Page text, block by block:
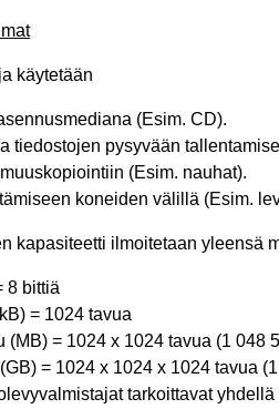
käytetään
(Esim. CD).
tiedostojen pysyvään
(Esim. nauhat).
koneiden välillä (Esim.
kapasiteetti ilmoitetaan yleensä
8 bittiä
= 1024 tavua
(MB) = 1024 x 1024 tavua (1 048
= 1024 x 1024 x 1024 tavua
tarkoittavat